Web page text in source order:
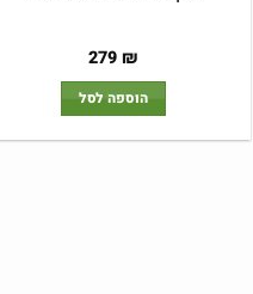
המחיר
היה:
399 ₪.
279 ₪ המחיר
הוא:
279 ₪.
הוספה לסל